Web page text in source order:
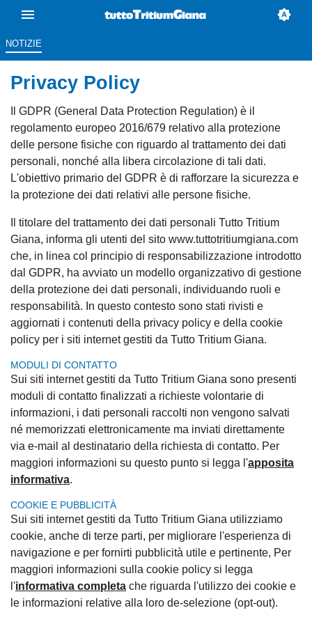
NOTIZIE
Privacy Policy
Il GDPR (General Data Protection Regulation) è il
regolamento europeo 2016/679 relativo alla protezione
delle persone fisiche con riguardo al trattamento dei dati
personali, nonché alla libera circolazione di tali dati.
L'obiettivo primario del GDPR è di rafforzare la sicurezza e
la protezione dei dati relativi alle persone fisiche.
Il titolare del trattamento dei dati personali Tutto Tritium
Giana, informa gli utenti del sito www.tuttotritiumgiana.com
che, in linea col principio di responsabilizzazione introdotto
dal GDPR, ha avviato un modello organizzativo di gestione
della protezione dei dati personali, individuando ruoli e
responsabilità. In questo contesto sono stati rivisti e
aggiornati i contenuti della privacy policy e della cookie
policy per i siti internet gestiti da Tutto Tritium Giana.
MODULI DI CONTATTO
Sui siti internet gestiti da Tutto Tritium Giana sono presenti
moduli di contatto finalizzati a richieste volontarie di
informazioni, i dati personali raccolti non vengono salvati
né memorizzati elettronicamente ma inviati direttamente
via e-mail al destinatario della richiesta di contatto. Per
maggiori informazioni su questo punto si legga l'apposita
informativa.
COOKIE E PUBBLICITÀ
Sui siti internet gestiti da Tutto Tritium Giana utilizziamo
cookie, anche di terze parti, per migliorare l'esperienza di
navigazione e per fornirti pubblicità utile e pertinente, Per
maggiori informazioni sulla cookie policy si legga
l'informativa completa che riguarda l'utilizzo dei cookie e
le informazioni relative alla loro de-selezione (opt-out).